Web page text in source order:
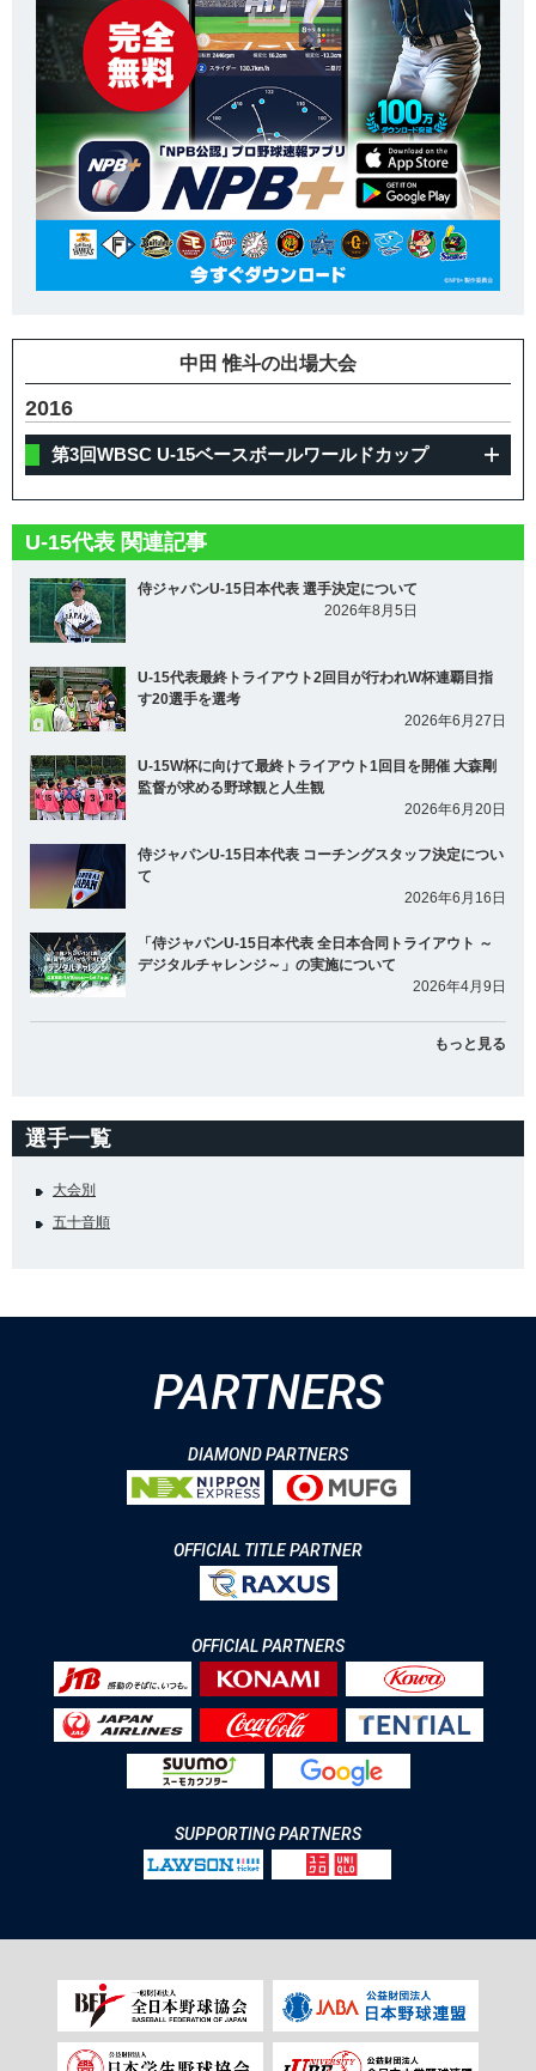
中田 惟斗の出場大会
2016
第3回WBSC U-15ベースボールワールドカップ
U-15代表 関連記事
侍ジャパンU-15日本代表 選手決定について
2026年8月5日
U-15代表最終トライアウト2回目が行われW杯連覇目指
す20選手を選考
2026年6月27日
U-15W杯に向けて最終トライアウト1回目を開催 大森剛
監督が求める野球観と人生観
2026年6月20日
侍ジャパンU-15日本代表 コーチングスタッフ決定につい
て
2026年6月16日
「侍ジャパンU-15日本代表 全日本合同トライアウト ～
デジタルチャレンジ～」の実施について
2026年4月9日
もっと見る
選手一覧
大会別
五十音順
PARTNERS
DIAMOND PARTNERS
OFFICIAL TITLE PARTNER
OFFICIAL PARTNERS
SUPPORTING PARTNERS